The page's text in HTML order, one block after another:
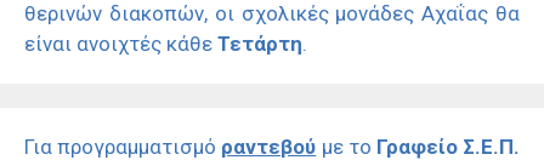
θερινών διακοπών, οι σχολικές μονάδες Αχαΐας θα
είναι ανοιχτές κάθε Τετάρτη.
Για προγραμματισμό ραντεβού με το Γραφείο Σ.Ε.Π.